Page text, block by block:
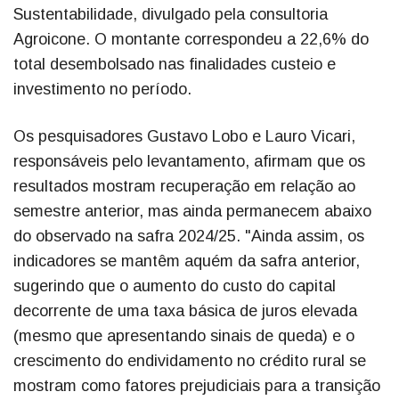
Sustentabilidade, divulgado pela consultoria
Agroicone. O montante correspondeu a 22,6% do
total desembolsado nas finalidades custeio e
investimento no período.
Os pesquisadores Gustavo Lobo e Lauro Vicari,
responsáveis pelo levantamento, afirmam que os
resultados mostram recuperação em relação ao
semestre anterior, mas ainda permanecem abaixo
do observado na safra 2024/25. "Ainda assim, os
indicadores se mantêm aquém da safra anterior,
sugerindo que o aumento do custo do capital
decorrente de uma taxa básica de juros elevada
(mesmo que apresentando sinais de queda) e o
crescimento do endividamento no crédito rural se
mostram como fatores prejudiciais para a transição